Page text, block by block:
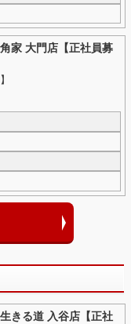
家 大門店【正社員募
】
きる道 入谷店【正社